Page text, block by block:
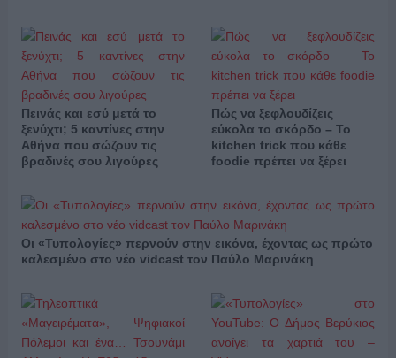
Πεινάς και εσύ μετά το
ξενύχτι; 5 καντίνες στην
Αθήνα που σώζουν τις
βραδινές σου λιγούρες
Πώς να ξεφλουδίζεις
εύκολα το σκόρδο – Το
kitchen trick που κάθε
foodie πρέπει να ξέρει
Οι «Τυπολογίες» περνούν στην εικόνα, έχοντας ως πρώτο
καλεσμένο στο νέο vidcast τον Παύλο Μαρινάκη